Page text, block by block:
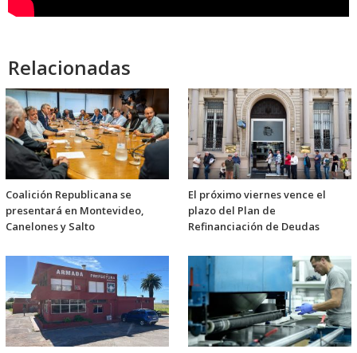
Relacionadas
Coalición Republicana se
presentará en Montevideo,
Canelones y Salto
El próximo viernes vence el
plazo del Plan de
Refinanciación de Deudas